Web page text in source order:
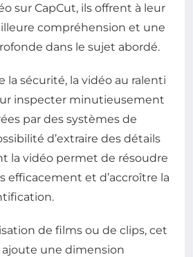
sur CapCut, ils offrent à leur
compréhension et une
dans le sujet abordé.
la sécurité, la vidéo au ralenti
inspecter minutieusement
par des systèmes de
d’extraire des détails
la vidéo permet de résoudre
efficacement et d’accroître la
de films ou de clips, cet
une dimension